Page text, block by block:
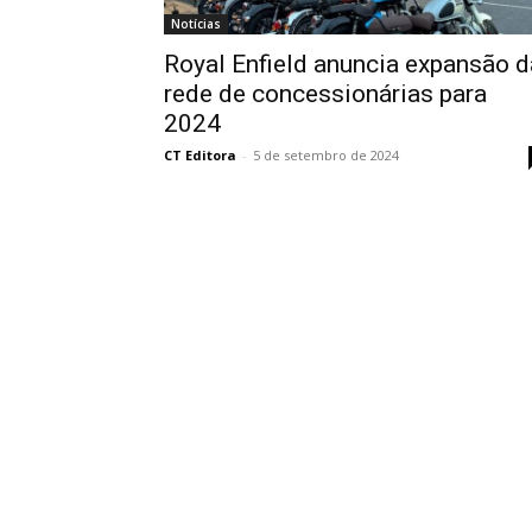
Notícias
Royal Enfield anuncia expansão
rede de concessionárias para
2024
CT Editora - 5 de setembro de 2024